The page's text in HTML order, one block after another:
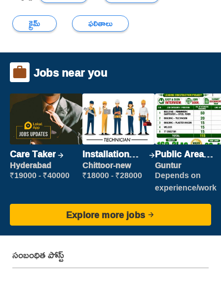
క్రైమ్
ఫలితాలు
Jobs near you
Care Taker
Hyderabad
₹19000 - ₹40000
Installation
Engineer/
Helper
Chittoor-new
₹18000 - ₹28000
Public Area
Cleaner
Guntur
Depends on
experience/work
Explore more jobs
సంబంధిత పోస్ట్